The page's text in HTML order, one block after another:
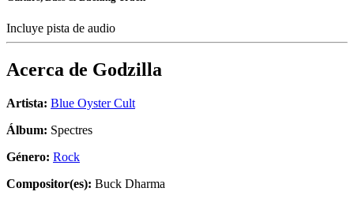
Incluye pista de audio
Acerca de Godzilla
Artista: Blue Oyster Cult
Álbum: Spectres
Género: Rock
Compositor(es): Buck Dharma